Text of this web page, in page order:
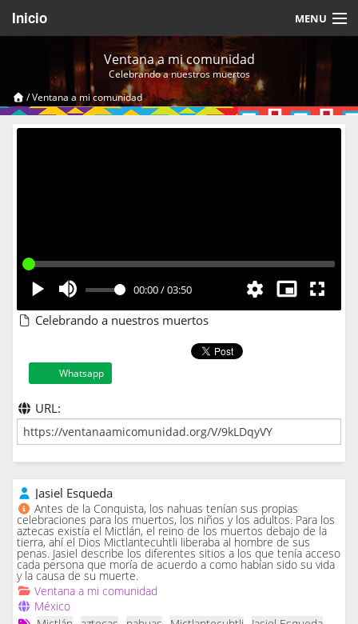
Inicio MENU
Videos Temáticos
Cerrar Sesión
Ventana a mi comunidad
Celebrando a nuestros muertos
/Ventana a mi comunidad
00:00/03:50
Celebrando a nuestros muertos
Whatsapp
URL:
Jasiel Esqueda
Antes de la Conquista, los nahuas tenían sus propias
celebraciones para los muertos, los niños y los adultos. Para los
aztecas existía el Mictlán, el reino de los muertos debajo de la
tierra, ahí el Dios Mictlantecuhtli liberaba al hombre de sus
penas. Jasiel describe los diferentes sitios a los que tenía acceso
cada persona que moría de acuerdo a como habían sido su vida
y la causa de su muerte.
Ventana a mi comunidad
México